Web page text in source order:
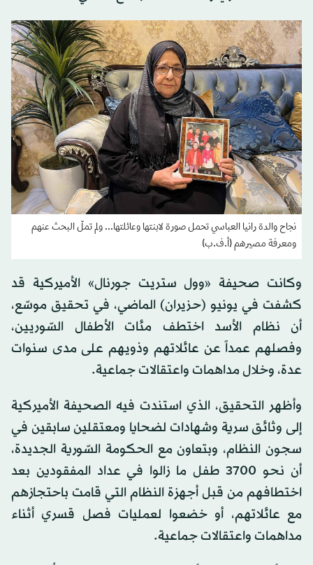
نجاح والدة رانيا العباسي تحمل صورة لابنتها وعائلتها... ولم تملّ البحث عنهم
ومعرفة مصيرهم (أ.ف.ب)
وكانت صحيفة «وول ستريت جورنال» الأميركية قد
كشفت في يونيو (حزيران) الماضي، في تحقيق موسّع،
أن نظام الأسد اختطف مئات الأطفال السّوريين،
وفصلهم عمداً عن عائلاتهم وذويهم على مدى سنوات
عدة، وخلال مداهمات واعتقالات جماعية.
وأظهر التحقيق، الذي استندت فيه الصحيفة الأميركية
إلى وثائق سرية وشهادات لضحايا ومعتقلين سابقين في
سجون النظام، وبتعاون مع الحكومة السّورية الجديدة،
أن نحو 3700 طفل ما زالوا في عداد المفقودين بعد
اختطافهم من قبل أجهزة النظام التي قامت باحتجازهم
مع عائلاتهم، أو خضعوا لعمليات فصل قسري أثناء
مداهمات واعتقالات جماعية.